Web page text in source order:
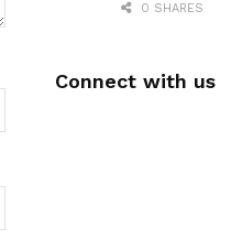
0 SHARES
Connect with us